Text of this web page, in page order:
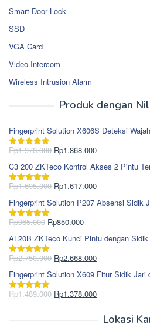
Smart Door Lock
SSD
VGA Card
Video Intercom
Wireless Intrusion Alarm
Produk dengan
Fingerprint Solution X606S Deteksi
Dinilai5.00
Rp1.978.000 Harga
aslinya
adalah:
Rp1.978.000.
Rp1.868.000Harga
saat
ini
adalah:
C3 200 ZKTeco Kontrol Akses 2 Pintu
Dinilai5.00
Rp1.695.000 Harga
aslinya
adalah:
Rp1.695.000.
Rp1.617.000Harga
saat
ini
Fingerprint Solution P207 Absensi Sidik
Dinilai5.00
Rp965.000 Harga
aslinya
adalah:
Rp965.000.
Rp850.000Harga
saat
ini
adalah:
AL20B ZKTeco Kunci Pintu dengan
Dinilai5.00
Rp2.750.000 Harga
aslinya
adalah:
Rp2.750.000.
Rp2.668.000Harga
saat
ini
adalah:
Fingerprint Solution X609 Fitur Sidik Jari
Dinilai5.00
Rp1.489.000 Harga
Rp1.378.000Harga
Lokasi